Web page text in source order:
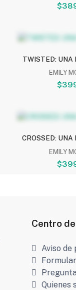
TWISTED: UNA
EMILY
CROSSED:
EMILY
Centro
Aviso de
Quienes